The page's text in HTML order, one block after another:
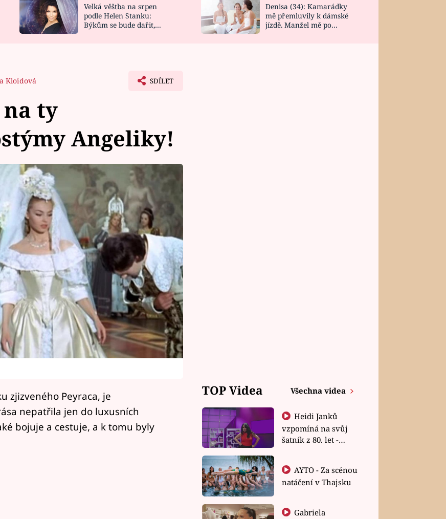
NOVINKY
VIDEORECEPTY
DESIGN
Velká věštba na srpen
podle Helen Stanku:
Býkům se bude dařit,
Denisa (34): Kamarádky
mě přemluvily k dámské
jízdě. Manžel mě po
Kloidová SDÍLET
ty
Angeliky!
zjizveného Peyraca, je
nepatřila jen do luxusních
bojuje a cestuje, a k tomu byly
TOP Videa Všechna videa
Heidi Janků
vzpomíná na svůj
šatník z 80. let -
natáčení v Thajsku
Gabriela